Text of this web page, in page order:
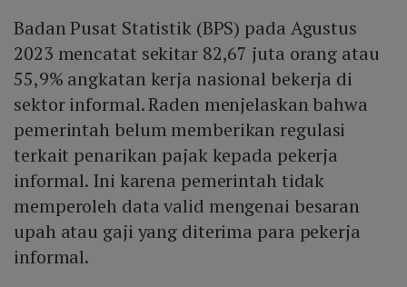
Badan Pusat Statistik (BPS) pada Agustus
2023 mencatat sekitar 82,67 juta orang atau
55,9% angkatan kerja nasional bekerja di
sektor informal. Raden menjelaskan bahwa
pemerintah belum memberikan regulasi
terkait penarikan pajak kepada pekerja
informal. Ini karena pemerintah tidak
memperoleh data valid mengenai besaran
upah atau gaji yang diterima para pekerja
informal.